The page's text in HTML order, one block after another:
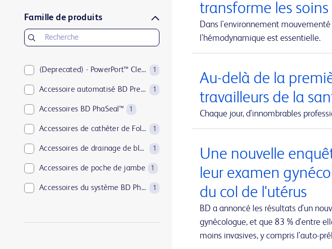
BD Parata™ 1
BD Pyxis™ 18
BD Rowa™ 1
BD SurePath™ 1
BD Synapsys™ 1
BD Vacutainer® 1
BD Viper™ 1
EnCor™ 1
Famille de produits
(Deprecated) - PowerPort™ ClearVUE™ Slim Implantable Port 1
Accessoire automatisé BD PrepMate™ 1
Accessoires BD PhaSeal™ 1
Accessoires de cathéter de Foley 1
Accessoires de drainage de blessure 1
Accessoires de poche de jambe 1
Accessoires du système BD Phoenix™ 1
transforme les
Dans l'environnement
l'hémodynamique est essentielle.
Au-delà de la
travailleurs de la
Chaque jour, d'innombrables
Une nouvelle
leur examen
du col de l'utérus
BD a annoncé les résultats d'un
gynécologue, et que 83 % d'entre
moins invasives, y compris l'auto-